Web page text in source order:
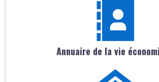
Annuaire de la vie